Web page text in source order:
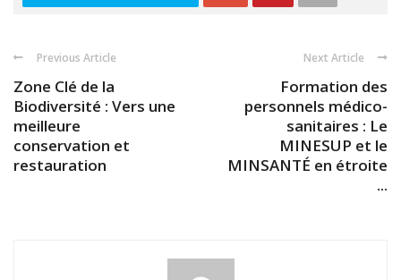
Previous Article
Zone Clé de la
Biodiversité : Vers une
meilleure
conservation et
restauration
Next Article
Formation des
personnels médico-
sanitaires : Le
MINESUP et le
MINSANTÉ en étroite
...